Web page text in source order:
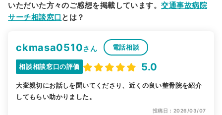
いただいた方々のご感想を掲載しています。交通事故病院
サーチ相談窓口 とは？
ckmasa0510さん 電話相談
相談相談窓口の評価 5.0
大変親切にお話しを聞いてくださり、近くの良い整骨院を紹介
してもらい助かりました。
投稿日：2026/03/07